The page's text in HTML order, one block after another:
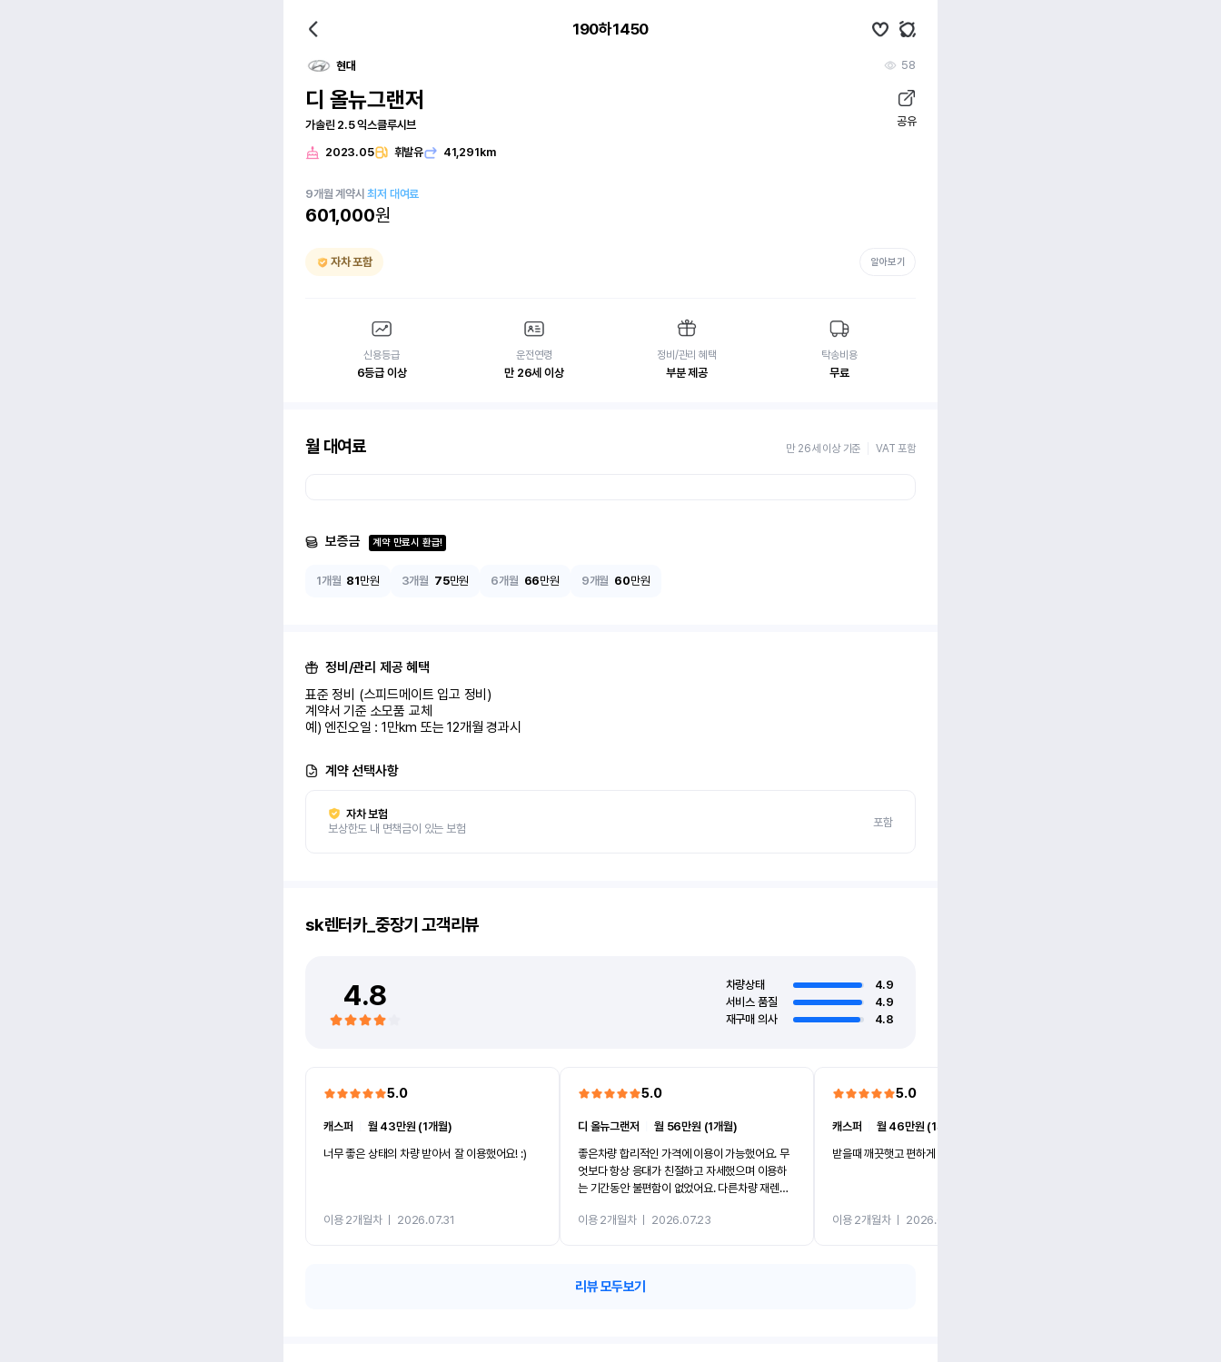
190하1450
현대 58
디 올뉴그랜저
가솔린 2.5 익스클루시브 공유
2023.05 휘발유 41,291km
9개월 계약시최저 대여료
601,000원
자차 포함 알아보기
신용등급
6등급 이상
운전연령
만 26세 이상
정비/관리 혜택
부분 제공
탁송비용
무료
월 대여료 만 26세 이상 기준 VAT 포함
보증금 계약 만료시 환급!
1개월 81만원 3개월 75만원 6개월 66만원 9개월 60만원
정비/관리 제공 혜택
표준 정비 (스피드메이트 입고 정비)
계약서 기준 소모품 교체
예) 엔진오일 : 1만km 또는 12개월 경과시
계약 선택사항
자차 보험
보상한도 내 면책금이 있는 보험
포함
sk렌터카_중장기 고객리뷰
4.8 차량상태
4.9
서비스 품질
4.9
재구매 의사
4.8
5.0
캐스퍼
월 43만원 (1개월)
너무 좋은 상태의 차량 받아서 잘 이용했어요! :)
이용 2개월차ㅣ 2026.07.31
5.0
디 올뉴그랜저 ㅣ월 56만원 (1개월)
좋은차량 합리적인 가격에 이용이 가능했어요. 무
엇보다 항상 응대가 친절하고 자세했으며 이용하
는 기간동안 불편함이 없었어요. 다른차량 재렌트
카 렌트 고민없이 강추합니다!!
이용 2개월차ㅣ 2026.07.23
5.0
캐스퍼
월 46만원 (1개월)
받을때 깨끗햇고 편하게 잘이용했습니다!
이용 2개월차ㅣ 2026.07.08
리뷰 모두보기